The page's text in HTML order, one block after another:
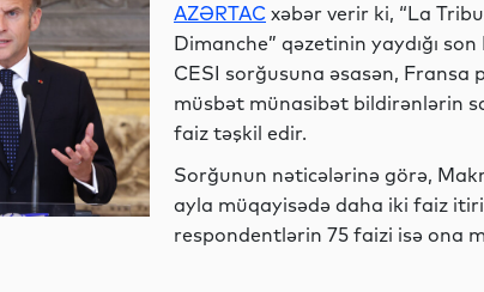
AZƏRTAC xəbər verir ki, “La
Dimanche” qəzetinin yaydığı son
CESI sorğusuna əsasən, Fransa
müsbət münasibət bildirənlərin
faiz təşkil edir.
Sorğunun nəticələrinə görə,
ayla müqayisədə daha iki faiz
respondentlərin 75 faizi isə ona